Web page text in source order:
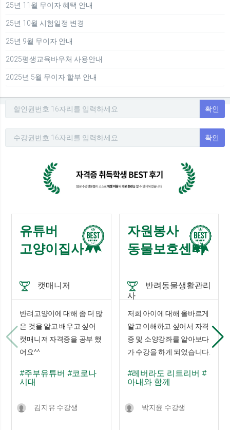
25년 11월 무이자 혜택 안내
25년 10월 시험일정 변경
25년 9월 무이자 안내
2025평생교육바우처 사용안내
2025년 5월 무이자 할부 안내
확인
확인
유튜버
고양이집사
캣매니저
반려고양이에 대해 좀 더 많
은 것을 알고 배우고 싶어
캣매니져 자격증을 공부 했
어요^^
#주부유튜버 #코로나
시대
김지유 수강생
자원봉사
동물보호센터
반려동물생활관리
사
저희 아이에 대해 올바르게
알고 이해하고 싶어서 자격
증 및 소양강좌를 알아보다
가 수강을 하게 되었습니다.
#레버라도 리트리버 #
아내와 함께
박지윤 수강생